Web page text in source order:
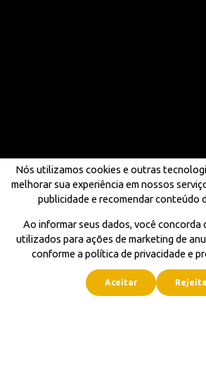
Nós utilizamos cookies e outras
melhorar sua experiência em nossos
publicidade e recomendar conteúdo
Ao informar seus dados, você concorda
utilizados para ações de marketing de
conforme a política de privacidade e
Aceitar